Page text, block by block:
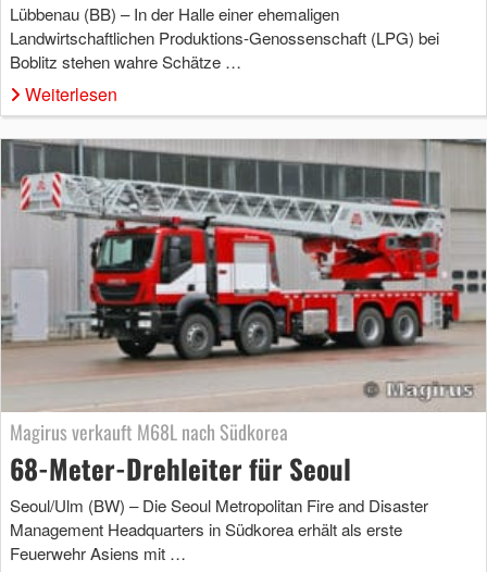
Lübbenau (BB) – In der Halle einer ehemaligen
Landwirtschaftlichen Produktions-Genossenschaft (LPG) bei
Boblitz stehen wahre Schätze …
Weiterlesen
Magirus verkauft M68L nach Südkorea
68-Meter-Drehleiter für Seoul
Seoul/Ulm (BW) – Die Seoul Metropolitan Fire and Disaster
Management Headquarters in Südkorea erhält als erste
Feuerwehr Asiens mit …